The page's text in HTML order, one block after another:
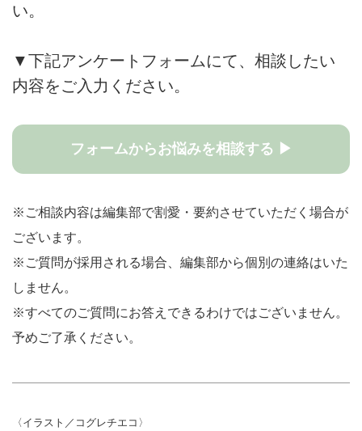
い。
▼下記アンケートフォームにて、相談したい
内容をご入力ください。
フォームからお悩みを相談する ▶
※ご相談内容は編集部で割愛・要約させていただく場合が
ございます。
※ご質問が採用される場合、編集部から個別の連絡はいた
しません。
※すべてのご質問にお答えできるわけではございません。
予めご了承ください。
〈イラスト／コグレチエコ〉